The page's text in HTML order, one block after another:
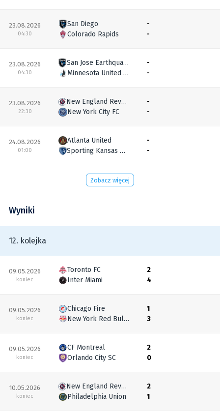
23.08.2026
04:30
San Diego
Colorado Rapids
-
-
23.08.2026
04:30
San Jose Earthquakes
Minnesota United FC
-
-
23.08.2026
22:30
New England Revolution
New York City FC
-
-
24.08.2026
01:00
Atlanta United
Sporting Kansas City
-
-
Zobacz więcej
Wyniki
12. kolejka
09.05.2026
koniec
Toronto FC
Inter Miami
2
4
09.05.2026
koniec
Chicago Fire
New York Red Bulls
1
3
09.05.2026
koniec
CF Montreal
Orlando City SC
2
0
10.05.2026
koniec
New England Revolution
Philadelphia Union
2
1